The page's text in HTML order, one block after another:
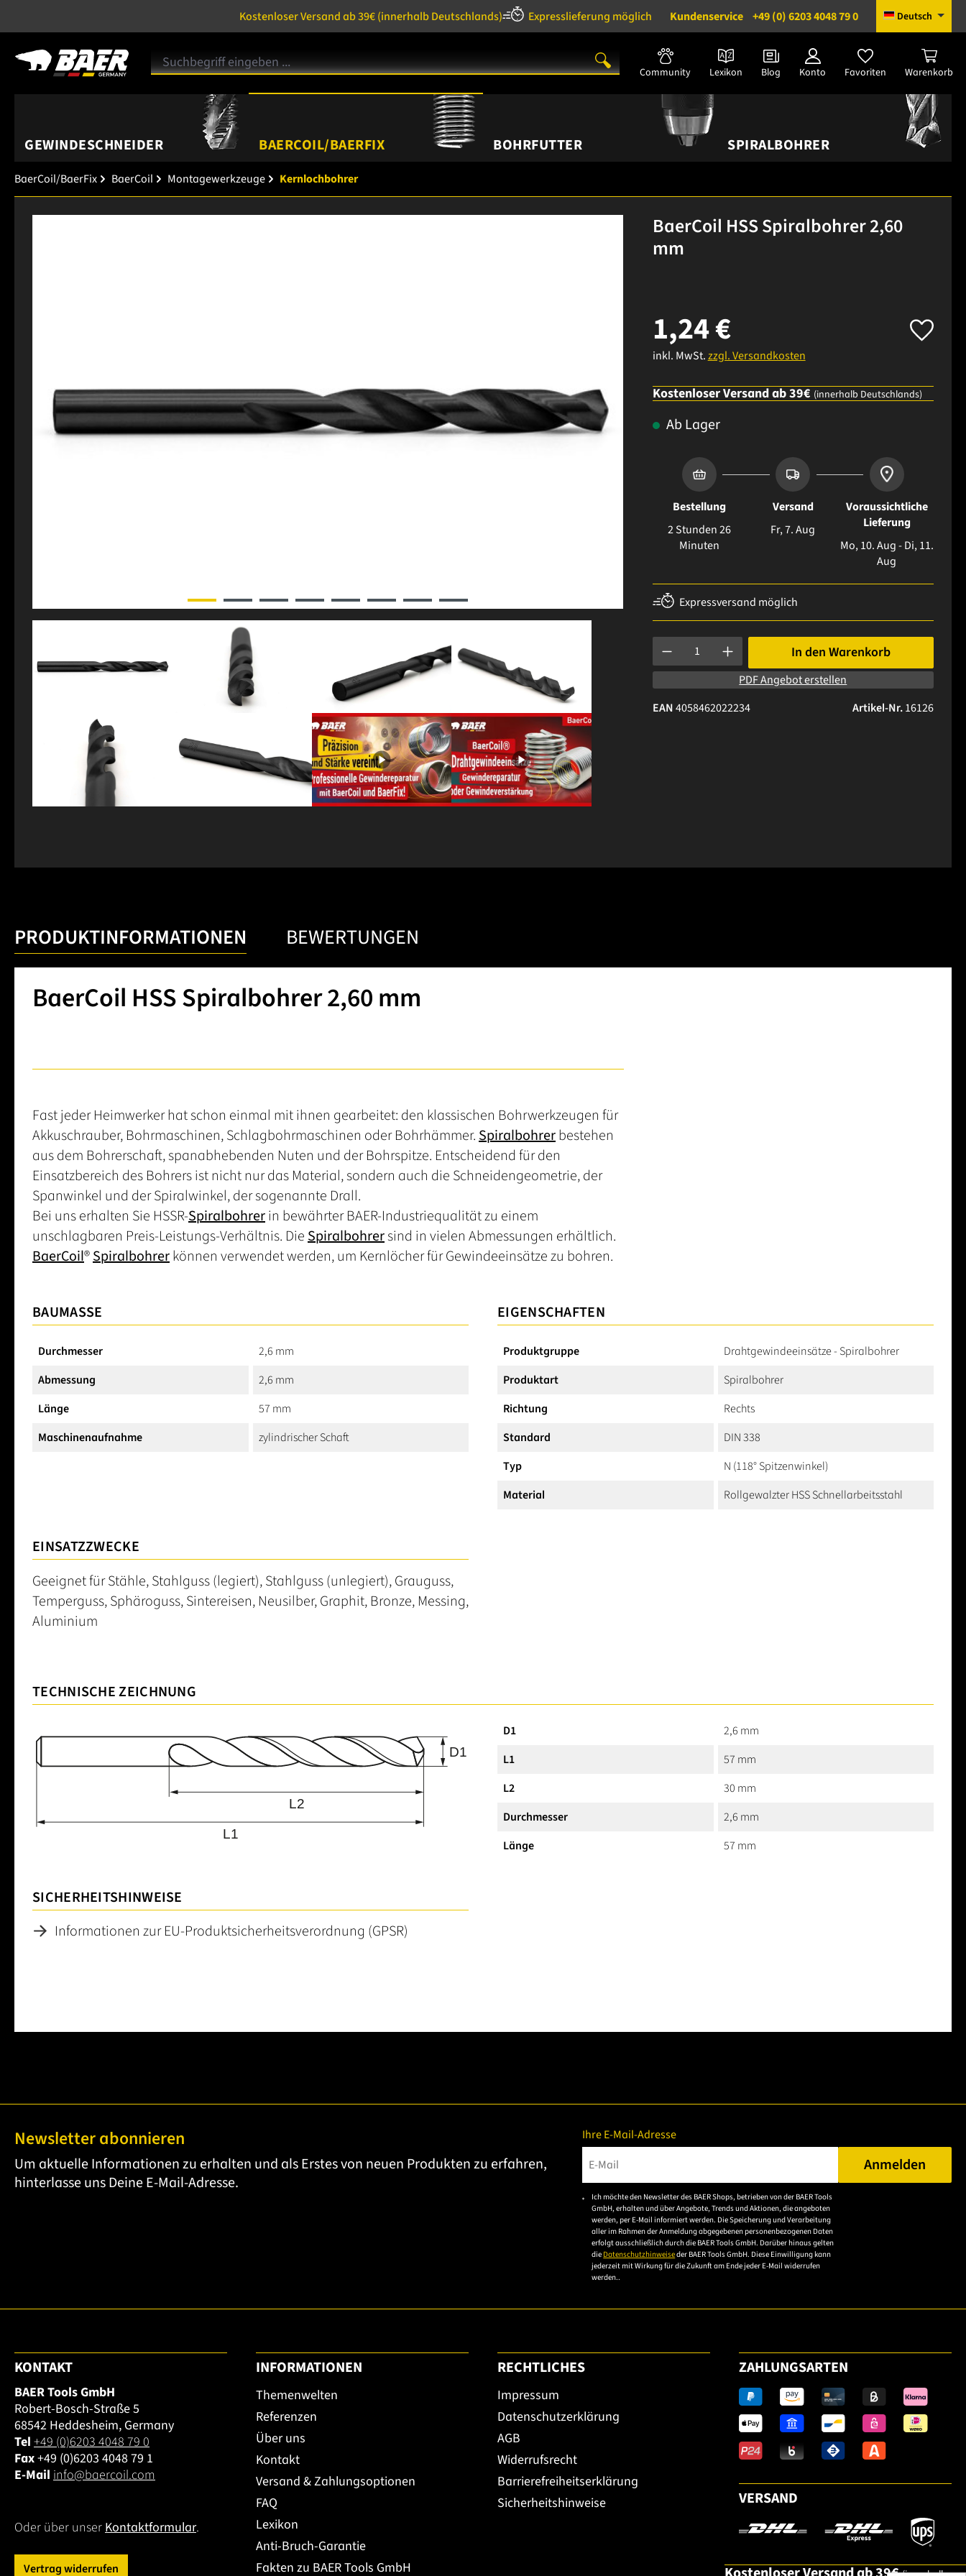
Kostenloser Versand ab 39€(innerhalb Deutschlands) Expresslieferung möglich Kundenservice +49 (0) 6203 4048 79 0 Deutsch
Community Lexikon Blog Konto Favoriten Warenkorb
GEWINDESCHNEIDER BAERCOIL/BAERFIX BOHRFUTTER SPIRALBOHRER
BaerCoil/BaerFix BaerCoil Montagewerkzeuge Kernlochbohrer
BaerCoil HSS Spiralbohrer 2,60
mm
1,24 €
inkl. MwSt.zzgl. Versandkosten
Kostenloser Versand ab 39€ (innerhalb Deutschlands)
Ab Lager
Bestellung
2 Stunden 26
Minuten
Versand
Fr, 7. Aug
Voraussichtliche
Lieferung
Mo, 10. Aug - Di, 11.
Aug
Expressversand möglich
Produkt Anzahl: Gib den gewünschten Wert ein oder benutze
In den Warenkorb
PDF Angebot erstellen
Artikel-Nr.16126
EAN4058462022234
PRODUKTINFORMATIONEN BEWERTUNGEN
BaerCoil HSS Spiralbohrer 2,60 mm
Fast jeder Heimwerker hat schon einmal mit ihnen gearbeitet: den klassischen Bohrwerkzeugen für
Akkuschrauber, Bohrmaschinen, Schlagbohrmaschinen oder Bohrhämmer.Spiralbohrerbestehen
aus dem Bohrerschaft, spanabhebenden Nuten und der Bohrspitze. Entscheidend für den
Einsatzbereich des Bohrers ist nicht nur das Material, sondern auch die Schneidengeometrie, der
Spanwinkel und der Spiralwinkel, der sogenannte Drall.
Bei uns erhalten Sie HSSR-Spiralbohrerin bewährter BAER-Industriequalität zu einem
unschlagbaren Preis-Leistungs-Verhältnis. DieSpiralbohrersind in vielen Abmessungen erhältlich.
BaerCoil®Spiralbohrerkönnen verwendet werden, um Kernlöcher für Gewindeeinsätze zu bohren.
BAUMASSE
Durchmesser
2,6 mm
Abmessung
2,6 mm
Länge
57 mm
Maschinenaufnahme
zylindrischer Schaft
EIGENSCHAFTEN
Produktgruppe
Drahtgewindeeinsätze - Spiralbohrer
Produktart
Spiralbohrer
Richtung
Rechts
Standard
DIN 338
Typ
N (118° Spitzenwinkel)
Material
Rollgewalzter HSS Schnellarbeitsstahl
EINSATZZWECKE
Geeignet für Stähle, Stahlguss (legiert), Stahlguss (unlegiert), Grauguss,
Temperguss, Sphäroguss, Sintereisen, Neusilber, Graphit, Bronze, Messing,
Aluminium
TECHNISCHE ZEICHNUNG
D1
2,6 mm
L1
57 mm
L2
30 mm
Durchmesser
2,6 mm
Länge
57 mm
SICHERHEITSHINWEISE
Informationen zur EU-Produktsicherheitsverordnung (GPSR)
Newsletter abonnieren
Um aktuelle Informationen zu erhalten und als Erstes von neuen Produkten zu erfahren,
hinterlasse uns Deine E-Mail-Adresse.
Ihre E-Mail-Adresse
Bitte geben Sie eine gültige E-Mail-Adresse ein.
Anmelden
Ich möchte den Newsletter des BAER Shops, betrieben von der BAER Tools
GmbH, erhalten und über Angebote, Trends und Aktionen, die angeboten
werden, per E-Mail informiert werden. Die Speicherung und Verarbeitung
aller im Rahmen der Anmeldung abgegebenen personenbezogenen Daten
erfolgt ausschließlich durch die BAER Tools GmbH. Darüber hinaus gelten
die Datenschutzhinweiseder BAER Tools GmbH. Diese Einwilligung kann
jederzeit mit Wirkung für die Zukunft am Ende jeder E-Mail widerrufen
werden..
KONTAKT
BAER Tools GmbH
Robert-Bosch-Straße 5
68542 Heddesheim, Germany
Tel +49 (0)6203 4048 79 0
Fax+49 (0)6203 4048 79 1
E-Mail info@baercoil.com
Oder über unser Kontaktformular.
Vertrag widerrufen
INFORMATIONEN
Themenwelten
Referenzen
Über uns
Kontakt
Versand & Zahlungsoptionen
FAQ
Lexikon
Anti-Bruch-Garantie
Fakten zu BAER Tools GmbH
RECHTLICHES
Impressum
Datenschutzerklärung
AGB
Widerrufsrecht
Barrierefreiheitserklärung
Sicherheitshinweise
ZAHLUNGSARTEN
VERSAND